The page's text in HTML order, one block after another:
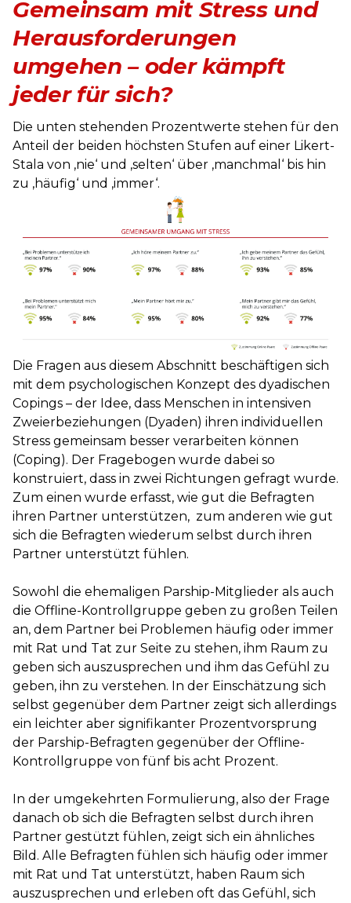
Gemeinsam mit Stress und
Herausforderungen
umgehen – oder kämpft
jeder für sich?
Die unten stehenden Prozentwerte stehen für den
Anteil der beiden höchsten Stufen auf einer Likert-
Stala von ‚nie‘ und ‚selten‘ über ‚manchmal‘ bis hin
zu ‚häufig‘ und ‚immer‘.
Die Fragen aus diesem Abschnitt beschäftigen sich
mit dem psychologischen Konzept des dyadischen
Copings – der Idee, dass Menschen in intensiven
Zweierbeziehungen (Dyaden) ihren individuellen
Stress gemeinsam besser verarbeiten können
(Coping). Der Fragebogen wurde dabei so
konstruiert, dass in zwei Richtungen gefragt wurde.
Zum einen wurde erfasst, wie gut die Befragten
ihren Partner unterstützen, zum anderen wie gut
sich die Befragten wiederum selbst durch ihren
Partner unterstützt fühlen.
Sowohl die ehemaligen Parship-Mitglieder als auch
die Offline-Kontrollgruppe geben zu großen Teilen
an, dem Partner bei Problemen häufig oder immer
mit Rat und Tat zur Seite zu stehen, ihm Raum zu
geben sich auszusprechen und ihm das Gefühl zu
geben, ihn zu verstehen. In der Einschätzung sich
selbst gegenüber dem Partner zeigt sich allerdings
ein leichter aber signifikanter Prozentvorsprung
der Parship-Befragten gegenüber der Offline-
Kontrollgruppe von fünf bis acht Prozent.
In der umgekehrten Formulierung, also der Frage
danach ob sich die Befragten selbst durch ihren
Partner gestützt fühlen, zeigt sich ein ähnliches
Bild. Alle Befragten fühlen sich häufig oder immer
mit Rat und Tat unterstützt, haben Raum sich
auszusprechen und erleben oft das Gefühl, sich